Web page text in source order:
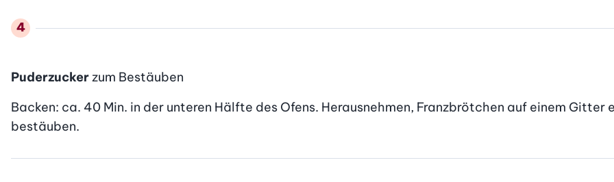
Puderzuckerzum Bestäuben
Backen: ca. 40 Min. in der unteren Hälfte des Ofens. Herausnehmen, Franzbrötchen auf einem
bestäuben.